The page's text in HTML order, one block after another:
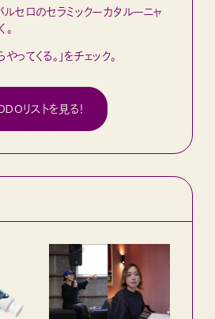
ルセロのセラミックーカタルーニャ
ってくる。」をチェック。
リストを見る！